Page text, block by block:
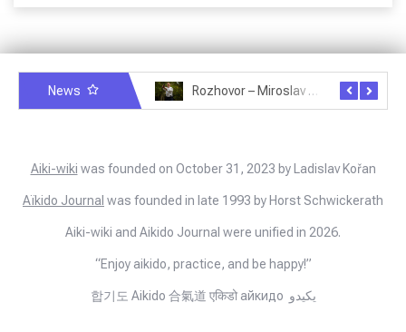
News Rozhovor – Miroslav Šmíd – 22.3.2025
Aiki-wiki was founded on October 31, 2023 by Ladislav Kořan
Aïkido Journal was founded in late 1993 by Horst Schwickerath
Aiki-wiki and Aikido Journal were unified in 2026.
“Enjoy aikido, practice, and be happy!”
합기도 Aikido 合氣道 एकिडो айкидо يكيدو